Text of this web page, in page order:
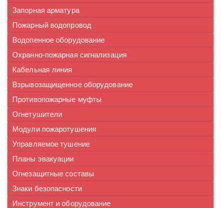
Запорная арматура
Пожарный водопровод
Водопенное оборудование
Охранно-пожарная сигнализация
Кабельная линия
Взрывозащищенное оборудование
Противопожарные муфты
Огнетушители
Модули пожаротушения
Управляемое тушение
Планы эвакуации
Огнезащитные составы
Знаки безопасности
Инструмент и оборудование